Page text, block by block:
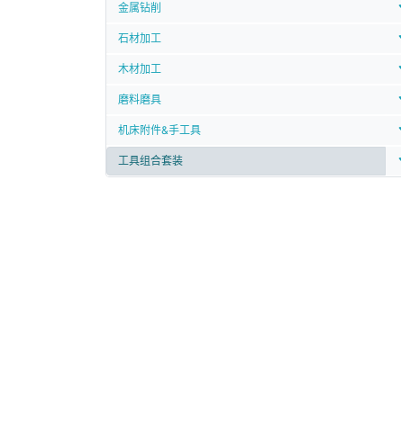
金属钻削
石材加工
木材加工
磨料磨具
机床附件&手工具
工具组合套装